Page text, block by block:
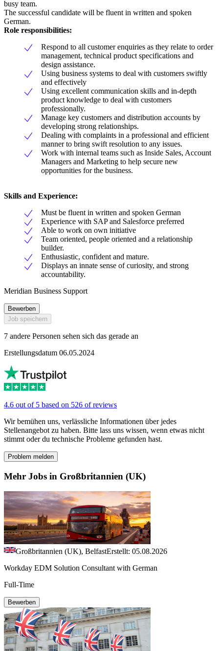
busy team.
The successful candidate will be fluent in written and spoken
German.
Role responsibilities:
Respond to all customer enquiries as they relate to order
management, technical product specifications and
design assistance.
Using business systems to deal with customers swiftly
and effectively
Using excellent communication skills and in-depth
product knowledge to deal with customers
professionally.
Manage key customers and distribution accounts by
developing strong relationships.
Dealing with complaints in a professional and efficient
manner to bring swift resolution to any issues.
Work with internal teams such as Inside Sales, Account
Managers and Marketing to help secure new
opportunities for the business.
Skills and Experience:
Must be fluent in written and spoken German
Experience with SAP and Salesforce preferred
Able to work on own initiative
Team oriented, people oriented and a relationship
builder.
Enthusiastic, confident and mature.
Displays an innate sense of curiosity, and strong
accountability.
Meridian Business Support
Bewerben
Job speichern
7 andere Personen sehen sich das gerade an
Erstellungsdatum 06.05.2024
4.6 out of 5 based on 526 of reviews
Wir bemühen uns, verlässliche Informationen über jedes
Stellenangebot zu haben. Bitte lass uns wissen, wenn etwas nicht
stimmt oder du technische Probleme gefunden hast.
Problem melden
Mehr Jobs in Großbritannien (UK)
Großbritannien (UK), BelfastErstellt: 05.08.2026
Workday EDM Solution Consultant with German
Full-Time
Bewerben